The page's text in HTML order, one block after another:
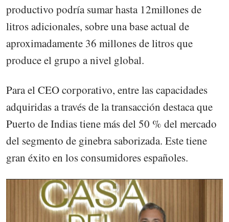
productivo podría sumar hasta 12millones de
litros adicionales, sobre una base actual de
aproximadamente 36 millones de litros que
produce el grupo a nivel global.
Para el CEO corporativo, entre las capacidades
adquiridas a través de la transacción destaca que
Puerto de Indias tiene más del 50 % del mercado
del segmento de ginebra saborizada. Este tiene
gran éxito en los consumidores españoles.